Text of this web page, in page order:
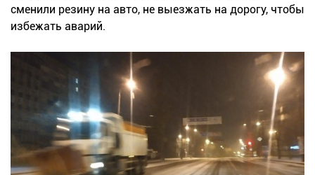
сменили резину на авто, не выезжать на дорогу, чтобы
избежать аварий.